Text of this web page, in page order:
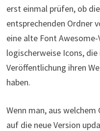
erst einmal prüfen, ob
entsprechenden Ordner
eine alte Font
logischerweise Icons,
Veröffentlichung ihren
haben.
Wenn man, aus
auf die neue Version